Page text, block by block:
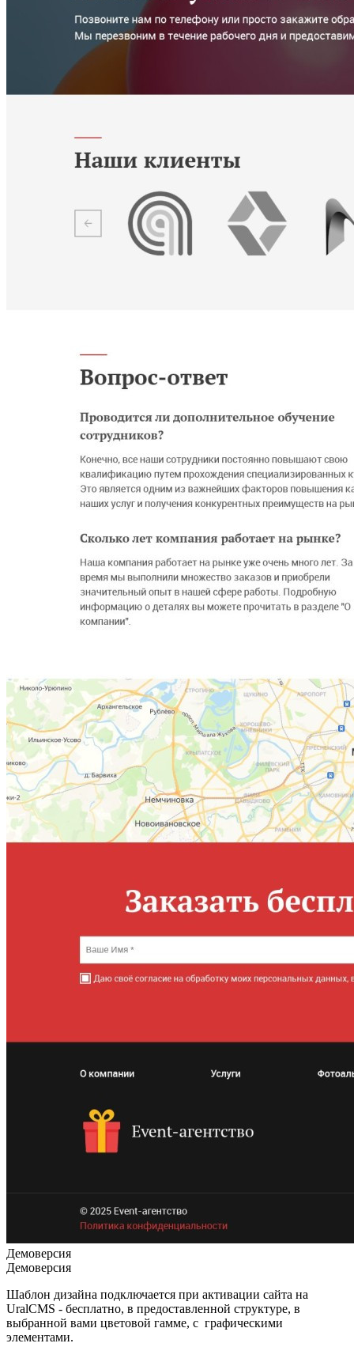
Демоверсия
Демоверсия
Шаблон дизайна подключается при активации сайта на
UralCMS - бесплатно, в предоставленной структуре, в
выбранной вами цветовой гамме, с графическими
элементами.